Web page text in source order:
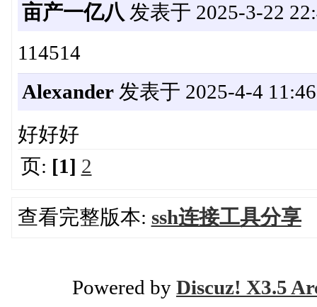
亩产一亿八 发表于 2025-3-22
114514
Alexander发表于 2025-4-4
好好好
页: [1] 2
查看完整版本: ssh连接工具分享
Powered by Discuz! X3.5